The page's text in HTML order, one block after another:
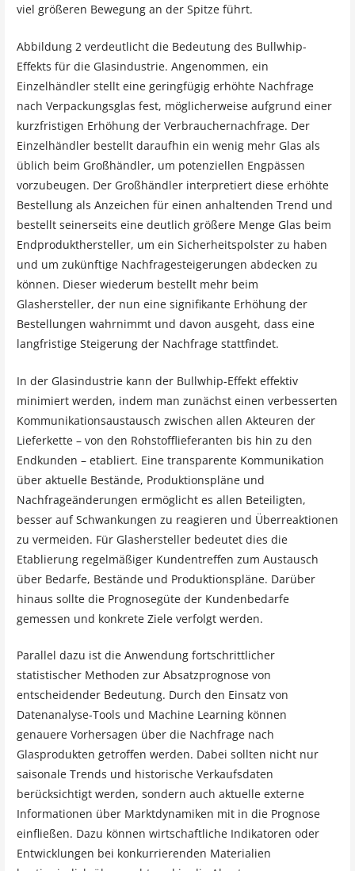
viel größeren Bewegung an der Spitze führt.
Abbildung 2 verdeutlicht die Bedeutung des Bullwhip-
Effekts für die Glasindustrie. Angenommen, ein
Einzelhändler stellt eine geringfügig erhöhte Nachfrage
nach Verpackungsglas fest, möglicherweise aufgrund einer
kurzfristigen Erhöhung der Verbrauchernachfrage. Der
Einzelhändler bestellt daraufhin ein wenig mehr Glas als
üblich beim Großhändler, um potenziellen Engpässen
vorzubeugen. Der Großhändler interpretiert diese erhöhte
Bestellung als Anzeichen für einen anhaltenden Trend und
bestellt seinerseits eine deutlich größere Menge Glas beim
Endprodukthersteller, um ein Sicherheitspolster zu haben
und um zukünftige Nachfragesteigerungen abdecken zu
können. Dieser wiederum bestellt mehr beim
Glashersteller, der nun eine signifikante Erhöhung der
Bestellungen wahrnimmt und davon ausgeht, dass eine
langfristige Steigerung der Nachfrage stattfindet.
In der Glasindustrie kann der Bullwhip-Effekt effektiv
minimiert werden, indem man zunächst einen verbesserten
Kommunikationsaustausch zwischen allen Akteuren der
Lieferkette – von den Rohstofflieferanten bis hin zu den
Endkunden – etabliert. Eine transparente Kommunikation
über aktuelle Bestände, Produktionspläne und
Nachfrageänderungen ermöglicht es allen Beteiligten,
besser auf Schwankungen zu reagieren und Überreaktionen
zu vermeiden. Für Glashersteller bedeutet dies die
Etablierung regelmäßiger Kundentreffen zum Austausch
über Bedarfe, Bestände und Produktionspläne. Darüber
hinaus sollte die Prognosegüte der Kundenbedarfe
gemessen und konkrete Ziele verfolgt werden.
Parallel dazu ist die Anwendung fortschrittlicher
statistischer Methoden zur Absatzprognose von
entscheidender Bedeutung. Durch den Einsatz von
Datenanalyse-Tools und Machine Learning können
genauere Vorhersagen über die Nachfrage nach
Glasprodukten getroffen werden. Dabei sollten nicht nur
saisonale Trends und historische Verkaufsdaten
berücksichtigt werden, sondern auch aktuelle externe
Informationen über Marktdynamiken mit in die Prognose
einfließen. Dazu können wirtschaftliche Indikatoren oder
Entwicklungen bei konkurrierenden Materialien